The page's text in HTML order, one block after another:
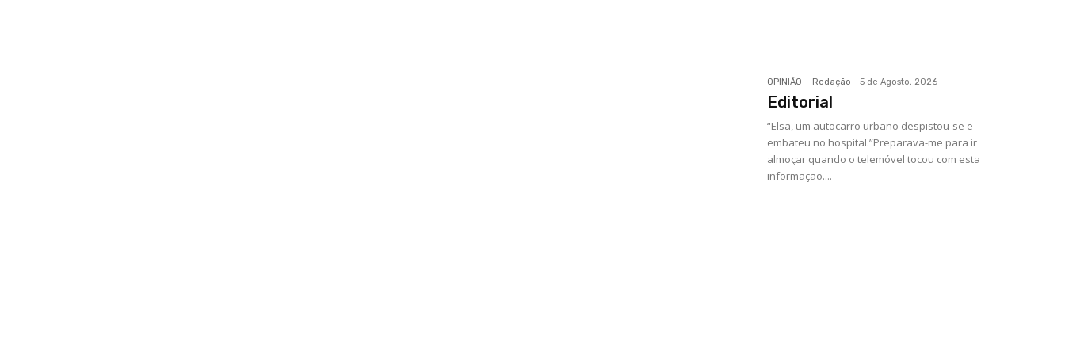
OPINIÃO Redação - 5 de Agosto, 2026
Editorial
“Elsa, um autocarro urbano despistou-se e
embateu no hospital.”Preparava-me para ir
almoçar quando o telemóvel tocou com esta
informação....